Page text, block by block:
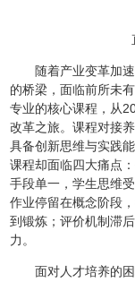
随着产业变革加
的桥梁，面临前所未
专业的核心课程，从
改革之旅。课程对接
具备创新思维与实践
课程却面临四大痛点
手段单一，学生思维
作业停留在概念阶段
到锻炼；评价机制滞
力。
面对人才培养的